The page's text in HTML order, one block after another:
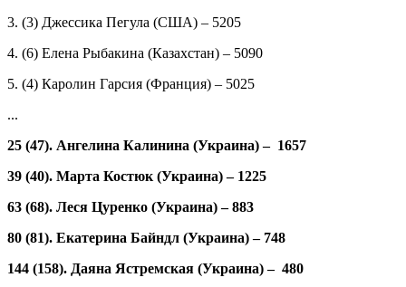
3. (3) Джессика Пегула (США) – 5205
4. (6) Елена Рыбакина (Казахстан) – 5090
5. (4) Каролин Гарсия (Франция) – 5025
...
25 (47). Ангелина Калинина (Украина) – 1657
39 (40). Марта Костюк (Украина) – 1225
63 (68). Леся Цуренко (Украина) – 883
80 (81). Екатерина Байндл (Украина) – 748
144 (158). Даяна Ястремская (Украина) – 480